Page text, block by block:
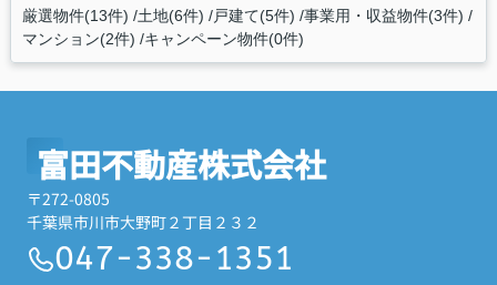
厳選物件(13件) 土地(6件) 戸建て(5件) 事業用・収益物件(3件)
マンション(2件) キャンペーン物件(0件)
富田不動産株式会社
〒272-0805
千葉県市川市大野町２丁目２３２
047-338-1351